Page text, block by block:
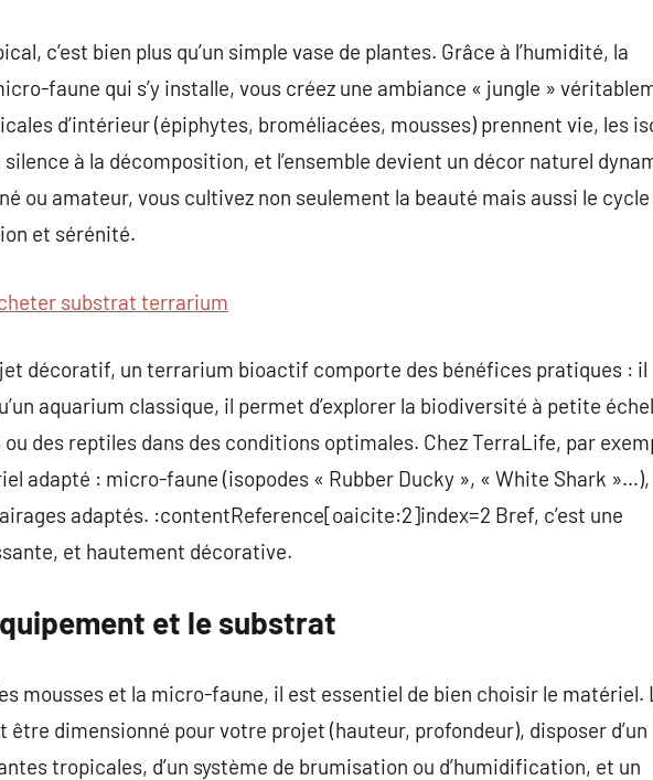
c’est bien plus qu’un simple vase de plantes. Grâce à l’humidité, la
faune qui s’y installe, vous créez une ambiance « jungle »
d’intérieur (épiphytes, broméliacées, mousses) prennent vie, les
à la décomposition, et l’ensemble devient un décor naturel
ou amateur, vous cultivez non seulement la beauté mais aussi le cycle
et sérénité.
substrat terrarium
décoratif, un terrarium bioactif comporte des bénéfices pratiques : il
aquarium classique, il permet d’explorer la biodiversité à petite
des reptiles dans des conditions optimales. Chez TerraLife, par
adapté : micro-faune (isopodes « Rubber Ducky », « White Shark »…),
adaptés. :contentReference[oaicite:2]index=2 Bref, c’est une
et hautement décorative.
et le substrat
mousses et la micro-faune, il est essentiel de bien choisir le matériel.
dimensionné pour votre projet (hauteur, profondeur), disposer d’un
tropicales, d’un système de brumisation ou d’humidification, et un